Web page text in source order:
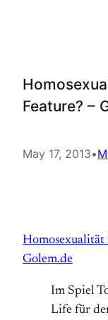
Feature? –
May 17, 2013•
Homosexualität
Golem.de
Im Spiel
Life für